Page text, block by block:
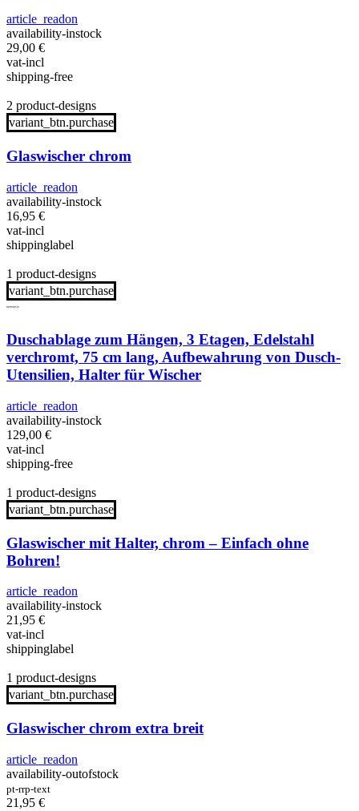
article_readon
availability-instock
29,00 €
vat-incl
shipping-free
2 product-designs
variant_btn.purchase
Glaswischer chrom
article_readon
availability-instock
16,95 €
vat-incl
shippinglabel
1 product-designs
variant_btn.purchase
Duschablage zum Hängen, 3 Etagen, Edelstahl
verchromt, 75 cm lang, Aufbewahrung von Dusch-
Utensilien, Halter für Wischer
article_readon
availability-instock
129,00 €
vat-incl
shipping-free
1 product-designs
variant_btn.purchase
Glaswischer mit Halter, chrom – Einfach ohne
Bohren!
article_readon
availability-instock
21,95 €
vat-incl
shippinglabel
1 product-designs
variant_btn.purchase
Glaswischer chrom extra breit
article_readon
availability-outofstock
pt-rrp-text
21,95 €